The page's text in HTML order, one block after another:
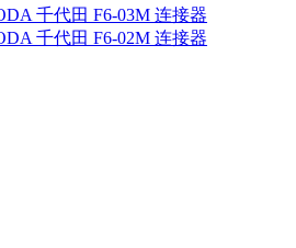
千代田 F6-03M 连接器
千代田 F6-02M 连接器